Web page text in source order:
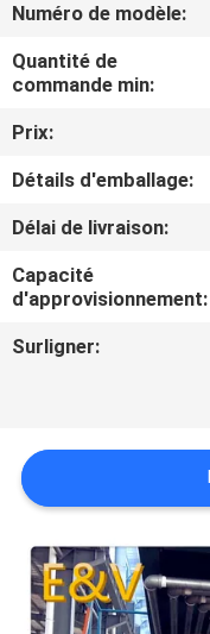
VISITE
D'USINE
CONTRÔLE
DE
QUALITÉ
CONTACTEZ-
NOUS
DEMANDEZ
UNE
CITATION
Numéro de modèle:
Quantité de
commande min:
Prix:
Détails d'emballage:
Délai de livraison:
Capacité
d'approvisionnement:
Surligner: